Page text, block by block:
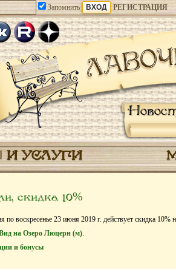
Запомнить РЕГИСТРАЦИЯ
УСЛУГИ
скидка 10%
по воскресенье 23 июня 2019 г. действует скидка 10%
на Озеро Люцерн (м).
и бонусы